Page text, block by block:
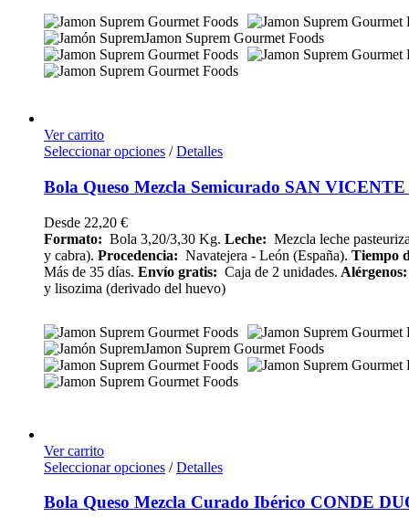
Ver carrito
Seleccionar opciones / Detalles
Bola Queso Mezcla Semicurado SAN
Desde 22,20 €
Formato: Bola 3,20/3,30 Kg. Leche: Mezcla leche
y cabra). Procedencia: Navatejera - León (España). Tiempo
Más de 35 días. Envío gratis: Caja de 2 unidades.
y lisozima (derivado del huevo)
Ver carrito
Seleccionar opciones / Detalles
Bola Queso Mezcla Curado Ibérico CONDE